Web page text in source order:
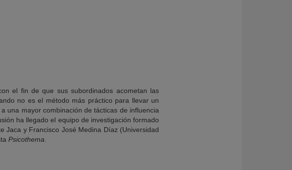
el fin de que sus subordinados acometan las
no es el método más práctico para llevar un
una mayor combinación de tácticas de influencia
ha llegado el equipo de investigación formado
Jaca y Francisco José Medina Díaz (Universidad
Psicothema